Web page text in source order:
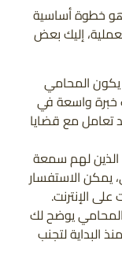
هو خطوة أساسية
إليك بعض
المحامي
خبرة واسعة في
تعامل مع قضايا
لهم سمعة
يمكن الاستفسار
الإنترنت.
يوضح لك
البداية لتجنب